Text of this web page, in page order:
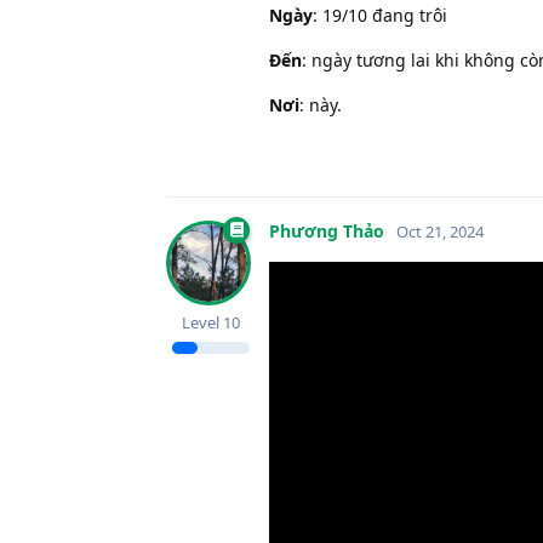
Ngày: 19/10 đang trôi
Đến: ngày tương lai khi không
Nơi: này.
Phương Thảo
Level 10
Oct 21, 2024